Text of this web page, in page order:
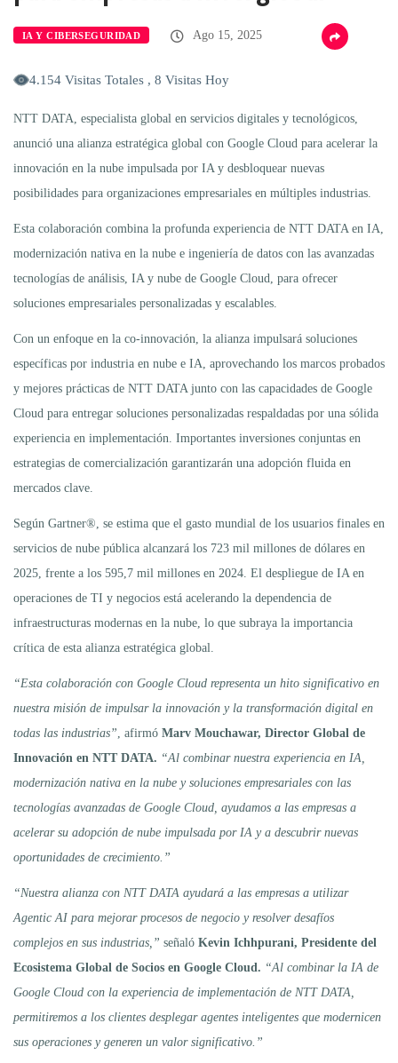
IA Y CIBERSEGURIDAD Ago 15, 2025
4.154 Visitas Totales , 8 Visitas Hoy
NTT DATA, especialista global en servicios digitales y tecnológicos,
anunció una alianza estratégica global con Google Cloud para acelerar la
innovación en la nube impulsada por IA y desbloquear nuevas
posibilidades para organizaciones empresariales en múltiples industrias.
Esta colaboración combina la profunda experiencia de NTT DATA en IA,
modernización nativa en la nube e ingeniería de datos con las avanzadas
tecnologías de análisis, IA y nube de Google Cloud, para ofrecer
soluciones empresariales personalizadas y escalables.
Con un enfoque en la co-innovación, la alianza impulsará soluciones
específicas por industria en nube e IA, aprovechando los marcos probados
y mejores prácticas de NTT DATA junto con las capacidades de Google
Cloud para entregar soluciones personalizadas respaldadas por una sólida
experiencia en implementación. Importantes inversiones conjuntas en
estrategias de comercialización garantizarán una adopción fluida en
mercados clave.
Según Gartner®, se estima que el gasto mundial de los usuarios finales en
servicios de nube pública alcanzará los 723 mil millones de dólares en
2025, frente a los 595,7 mil millones en 2024. El despliegue de IA en
operaciones de TI y negocios está acelerando la dependencia de
infraestructuras modernas en la nube, lo que subraya la importancia
crítica de esta alianza estratégica global.
“Esta colaboración con Google Cloud representa un hito significativo en
nuestra misión de impulsar la innovación y la transformación digital en
todas las industrias” , afirmó Marv Mouchawar, Director Global de
Innovación en NTT DATA. “Al combinar nuestra experiencia en IA,
modernización nativa en la nube y soluciones empresariales con las
tecnologías avanzadas de Google Cloud, ayudamos a las empresas a
acelerar su adopción de nube impulsada por IA y a descubrir nuevas
oportunidades de crecimiento.”
“Nuestra alianza con NTT DATA ayudará a las empresas a utilizar
Agentic AI para mejorar procesos de negocio y resolver desafíos
complejos en sus industrias,” señaló Kevin Ichhpurani, Presidente del
Ecosistema Global de Socios en Google Cloud. “Al combinar la IA de
Google Cloud con la experiencia de implementación de NTT DATA,
permitiremos a los clientes desplegar agentes inteligentes que modernicen
sus operaciones y generen un valor significativo.”